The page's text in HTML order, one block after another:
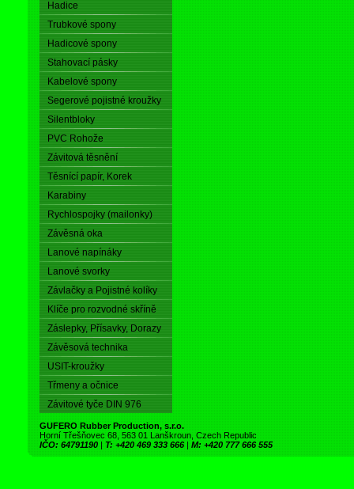
Hadice
Trubkové spony
Hadicové spony
Stahovací pásky
Kabelové spony
Segerové pojistné kroužky
Silentbloky
PVC Rohože
Závitová těsnění
Těsnící papír, Korek
Karabiny
Rychlospojky (mailonky)
Závěsná oka
Lanové napínáky
Lanové svorky
Závlačky a Pojistné kolíky
Klíče pro rozvodné skříně
Záslepky, Přísavky, Dorazy
Závěsová technika
USIT-kroužky
Třmeny a očnice
Závitové tyče DIN 976
GUFERO Rubber Production, s.r.o.
Horní Třešňovec 68, 563 01 Lanškroun, Czech Republic
IČO: 64791190 | T: +420 469 333 666 | M: +420 777 666 555